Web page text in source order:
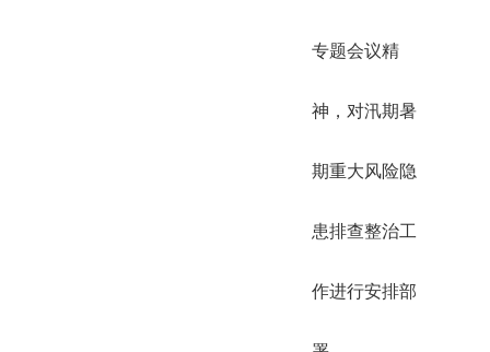
专题会议精
神，对汛期暑
期重大风险隐
患排查整治工
作进行安排部